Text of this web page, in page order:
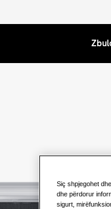
Siç shpjegohet
dhe përdorur
sigurt,